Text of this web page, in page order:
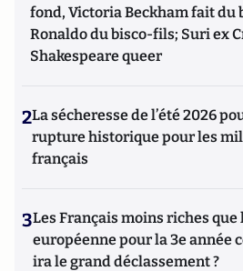
fond, Victoria Beckham fait du
Ronaldo du bisco-fils; Suri ex
Shakespeare queer
2La sécheresse de l’été 2026
rupture historique pour les
français
3Les Français moins riches que
européenne pour la 3e année
ira le grand déclassement ?